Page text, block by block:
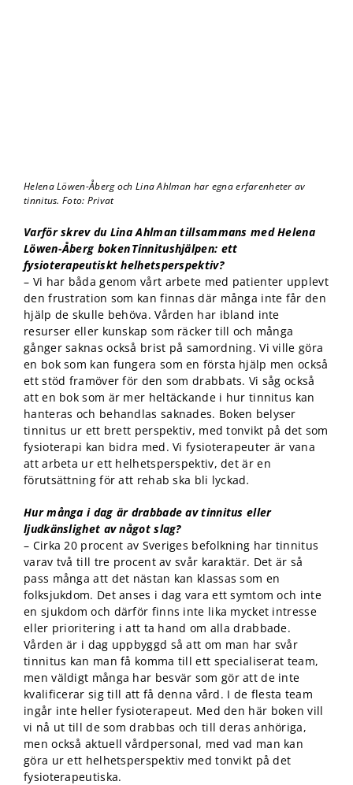
Helena Löwen-Åberg och Lina Ahlman har egna erfarenheter av
tinnitus. Foto: Privat
Varför skrev du Lina Ahlman tillsammans med Helena
Löwen-Åberg boken Tinnitushjälpen: ett
fysioterapeutiskt helhetsperspektiv?
– Vi har båda genom vårt arbete med patienter upplevt
den frustration som kan finnas där många inte får den
hjälp de skulle behöva. Vården har ibland inte
resurser eller kunskap som räcker till och många
gånger saknas också brist på samordning. Vi ville göra
en bok som kan fungera som en första hjälp men också
ett stöd framöver för den som drabbats. Vi såg också
att en bok som är mer heltäckande i hur tinnitus kan
hanteras och behandlas saknades. Boken belyser
tinnitus ur ett brett perspektiv, med tonvikt på det som
fysioterapi kan bidra med. Vi fysioterapeuter är vana
att arbeta ur ett helhetsperspektiv, det är en
förutsättning för att rehab ska bli lyckad.
Hur många i dag är drabbade av tinnitus eller
ljudkänslighet av något slag?
– Cirka 20 procent av Sveriges befolkning har tinnitus
varav två till tre procent av svår karaktär. Det är så
pass många att det nästan kan klassas som en
folksjukdom. Det anses i dag vara ett symtom och inte
en sjukdom och därför finns inte lika mycket intresse
eller prioritering i att ta hand om alla drabbade.
Vården är i dag uppbyggd så att om man har svår
tinnitus kan man få komma till ett specialiserat team,
men väldigt många har besvär som gör att de inte
kvalificerar sig till att få denna vård. I de flesta team
ingår inte heller fysioterapeut. Med den här boken vill
vi nå ut till de som drabbas och till deras anhöriga,
men också aktuell vårdpersonal, med vad man kan
göra ur ett helhetsperspektiv med tonvikt på det
fysioterapeutiska.
Om du nekar
de här
kommer viss
funktionalitet
att försvinna
från
hemsidan.
Marknadsföring
Genom att dela
med dig av dina
intressen och ditt
beteende när du
surfar ökar du
chansen att få se
personligt
anpassat innehåll
och erbjudanden.